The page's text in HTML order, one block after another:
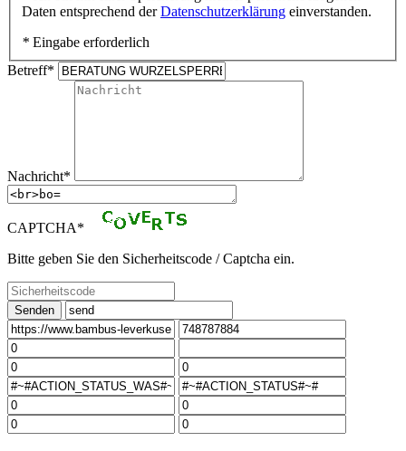
Daten entsprechend derDatenschutzerklärung einverstanden.
* Eingabe erforderlich
Betreff*
Nachricht*
CAPTCHA*
Bitte geben Sie den Sicherheitscode / Captcha ein.
Senden